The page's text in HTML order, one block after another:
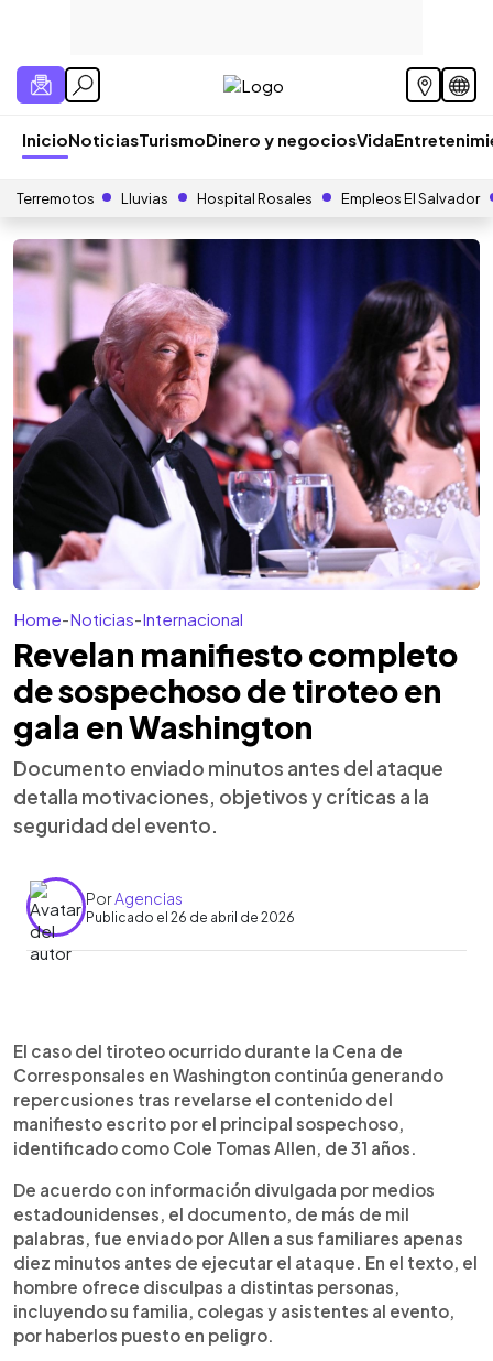
InicioNoticiasTurismoDinero y negociosVida
Terremotos Lluvias Hospital Rosales Empleos El Salvador
Home-Noticias-Internacional
Revelan manifiesto completo
de sospechoso de tiroteo en
gala en Washington
Documento enviado minutos antes del ataque
detalla motivaciones, objetivos y críticas a la
seguridad del evento.
PorAgencias
Publicado el 26 de abril de 2026
Escuchar artículo
El manifiesto del sospechoso del tiroteo en
Washington, Cole Tomas Allen, revela detalles
sobre sus motivaciones, planificación y objetivos.
El documento, enviado minutos antes del ataque,
incluye disculpas a familiares y personas
afectadas, así como críticas al gobierno y
reflexiones personales. También describe cómo
logró ingresar con armas sin ser detectado, lo que
ha generado preocupación sobre fallas en la
seguridad del evento. Las autoridades analizan el
contenido como parte de la investigación para
determinar el trasfondo del ataque. Allen
permanece bajo custodia y enfrentará cargos,
mientras el caso sigue generando debate sobre
El caso del tiroteo ocurrido durante la Cena de
Corresponsales en Washington continúa generando
repercusiones tras revelarse el contenido del
manifiesto escrito por el principal sospechoso,
identificado como Cole Tomas Allen, de 31 años.
De acuerdo con información divulgada por medios
estadounidenses, el documento, de más de mil
palabras, fue enviado por Allen a sus familiares apenas
diez minutos antes de ejecutar el ataque. En el texto, el
hombre ofrece disculpas a distintas personas,
incluyendo su familia, colegas y asistentes al evento,
por haberlos puesto en peligro.